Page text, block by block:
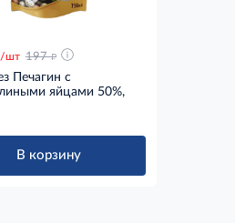
/шт 197 д
Печагин с
яйцами 50%,
В корзину